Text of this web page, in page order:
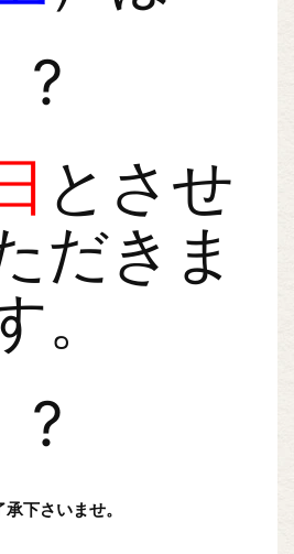
?
とさせ
だきま
。
?
承下さいませ。